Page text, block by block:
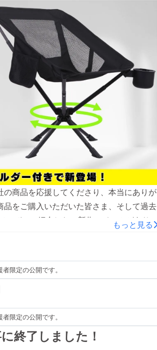
商品を応援してくださり、本当にありが
をご購入いただいた皆さま、そして過去
ぜひご紹介したい新作アイテムがありま
camp-fire.jp/projects/877586/view
体化しているため、袋から出して“広
く、すぐに座れる快適さが大きな魅力で
変えたいとき、荷物を取るとき、写真を
必要がなく、座ったままスムーズに方向
がユーザーから特に好評です。◎ コン
イズ感なのに、体をあずけたときの安定
目以上に座り心地が良い」という声も多
利多くのご要望に応えて、今回はドリ
もっと見る
限定の公開です。
限定の公開です。
終了しました！